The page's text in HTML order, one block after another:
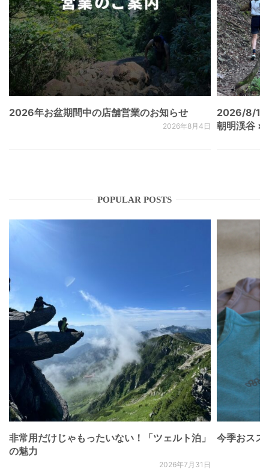
2026年お盆期間中の店舗営業のお知らせ
2026年8月4日
2026/8/
朝明渓谷 ×
POPULAR POSTS
非常用だけじゃもったいない！「ツェルト泊」
の魅力
2026年7月31日
今季おスス